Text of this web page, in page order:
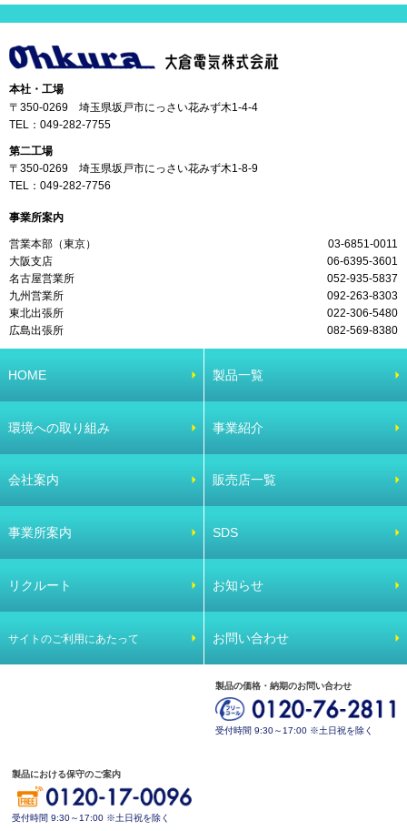
本社・工場
〒350-0269 埼玉県坂戸市にっさい花みず木1-4-4
TEL： 049-282-7755
第二工場
〒350-0269 埼玉県坂戸市にっさい花みず木1-8-9
TEL： 049-282-7756
事業所案内
営業本部（東京）
03-6851-0011
大阪支店
06-6395-3601
名古屋営業所
052-935-5837
九州営業所
092-263-8303
東北出張所
022-306-5480
広島出張所
082-569-8380
HOME 製品一覧
環境への取り組み 事業紹介
会社案内 販売店一覧
事業所案内 SDS
リクルート お知らせ
サイトのご利用にあたって お問い合わせ
製品の価格・納期のお問い合わせ
受付時間 9:30～17:00 ※土日祝を除く
製品における保守のご案内
受付時間 9:30～17:00 ※土日祝を除く